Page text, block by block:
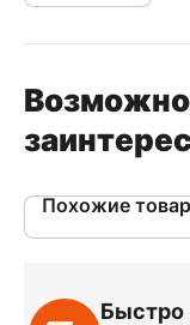
Похожие
Быстро